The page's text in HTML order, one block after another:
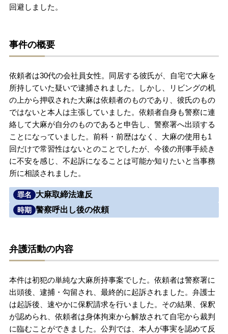
解決実績
ご依頼者からのお手紙
無料相談の口コミ評判
刑事事件について 知りたい方
回避しました。
事件の概要
依頼者は30代の会社員女性。同居する彼氏が、自宅で大麻を
所持していた疑いで逮捕されました。しかし、リビングの机
の上から押収された大麻は依頼者のものであり、彼氏のもの
ではないと本人は主張していました。依頼者自身も警察に連
絡して大麻が自分のものであると申告し、警察署へ出頭する
ことになっていました。前科・前歴はなく、大麻の使用も1
回だけで常習性はないとのことでしたが、今後の刑事手続き
に不安を感じ、不起訴になることは可能か知りたいと当事務
所に相談されました。
罪名 大麻取締法違反
時期 警察呼出し後の依頼
弁護活動の内容
本件は初犯の単純な大麻所持事案でした。依頼者は警察署に
出頭後、逮捕・勾留され、最終的に起訴されました。弁護士
は起訴後、速やかに保釈請求を行いました。その結果、保釈
が認められ、依頼者は身体拘束から解放されて自宅から裁判
に臨むことができました。公判では、本人が事実を認めて反